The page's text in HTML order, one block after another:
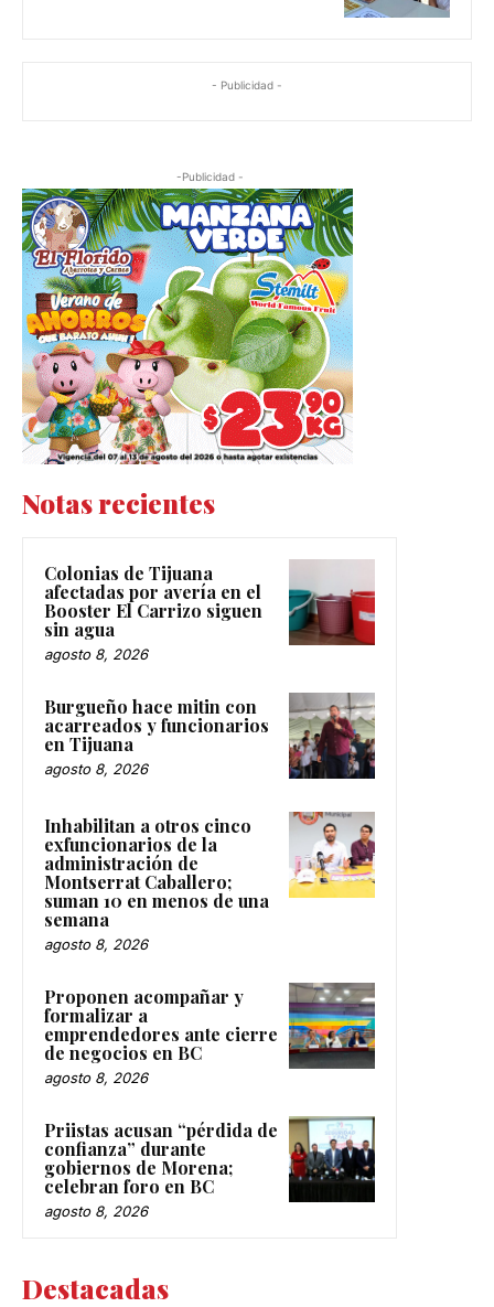
- Publicidad -
-Publicidad -
Notas recientes
Colonias de Tijuana
afectadas por avería en el
Booster El Carrizo siguen
sin agua
agosto 8, 2026
Burgueño hace mitin con
acarreados y funcionarios
en Tijuana
agosto 8, 2026
Inhabilitan a otros cinco
exfuncionarios de la
administración de
Montserrat Caballero;
suman 10 en menos de una
semana
agosto 8, 2026
Proponen acompañar y
formalizar a
emprendedores ante cierre
de negocios en BC
agosto 8, 2026
Priistas acusan “pérdida de
confianza” durante
gobiernos de Morena;
celebran foro en BC
agosto 8, 2026
Destacadas